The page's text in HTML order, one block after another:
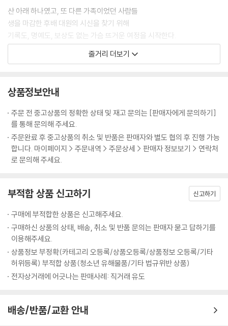
산 아래 하나였고, 또 다른 가족이었던 사람들
생을 마감한 후배 대원의 시신을 찾기 위해
기록도, 명예도, 보상도 없는 가슴 뜨거운 여정을 시작한다.
그 누구도 시도하지 않았던 위대한 도전
줄거리 더보기
상품정보안내
주문 전 중고상품의 정확한 상태 및 재고 문의는 [판매자에게 문의하기]
를 통해 문의해 주세요.
주문완료 후 중고상품의 취소 및 반품은 판매자와 별도 협의 후 진행 가능
합니다. 마이페이지 > 주문내역 > 주문상세 > 판매자 정보보기 > 연락처
로 문의해 주세요.
부적합 상품 신고하기 신고하기
구매에 부적합한 상품은 신고해주세요.
구매하신 상품의 상태, 배송, 취소 및 반품 문의는 판매자 묻고 답하기를
이용해주세요.
상품정보 부정확(카테고리 오등록/상품오등록/상품정보 오등록/기타
허위등록) 부적합 상품(청소년 유해물품/기타 법규위반 상품)
전자상거래에 어긋나는 판매사례: 직거래 유도
배송/반품/교환 안내